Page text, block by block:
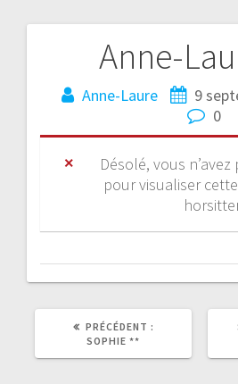
Anne-
Anne-Laure
9
0
Désolé, vous
pour visualiser
PRÉCÉDENT :
SOPHIE **